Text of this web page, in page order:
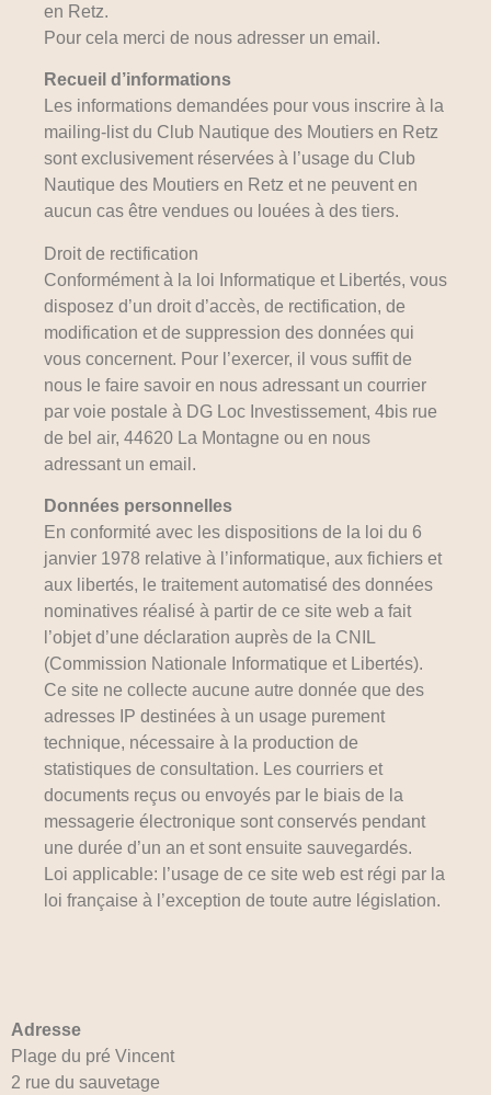
en Retz.
Pour cela merci de nous adresser un email.
Recueil d’informations
Les informations demandées pour vous inscrire à la
mailing-list du Club Nautique des Moutiers en Retz
sont exclusivement réservées à l’usage du Club
Nautique des Moutiers en Retz et ne peuvent en
aucun cas être vendues ou louées à des tiers.
Droit de rectification
Conformément à la loi Informatique et Libertés, vous
disposez d’un droit d’accès, de rectification, de
modification et de suppression des données qui
vous concernent. Pour l’exercer, il vous suffit de
nous le faire savoir en nous adressant un courrier
par voie postale à DG Loc Investissement, 4bis rue
de bel air, 44620 La Montagne ou en nous
adressant un email.
Données personnelles
En conformité avec les dispositions de la loi du 6
janvier 1978 relative à l’informatique, aux fichiers et
aux libertés, le traitement automatisé des données
nominatives réalisé à partir de ce site web a fait
l’objet d’une déclaration auprès de la CNIL
(Commission Nationale Informatique et Libertés).
Ce site ne collecte aucune autre donnée que des
adresses IP destinées à un usage purement
technique, nécessaire à la production de
statistiques de consultation. Les courriers et
documents reçus ou envoyés par le biais de la
messagerie électronique sont conservés pendant
une durée d’un an et sont ensuite sauvegardés.
Loi applicable: l’usage de ce site web est régi par la
loi française à l’exception de toute autre législation.
Adresse
Plage du pré Vincent
2 rue du sauvetage